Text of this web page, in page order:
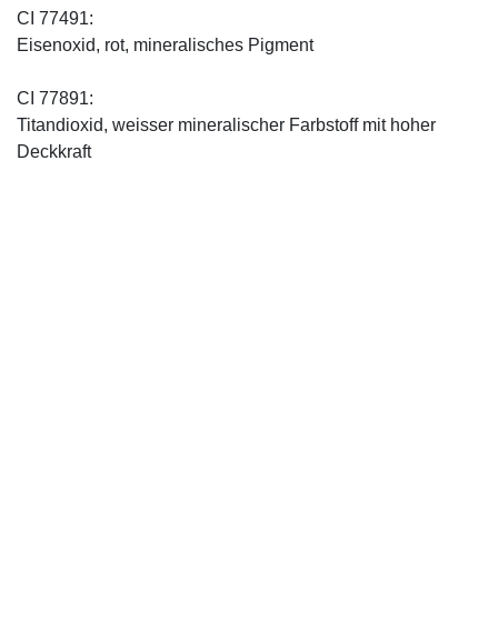
CI 77491:
Eisenoxid, rot, mineralisches Pigment
CI 77891:
Titandioxid, weisser mineralischer Farbstoff mit hoher
Deckkraft